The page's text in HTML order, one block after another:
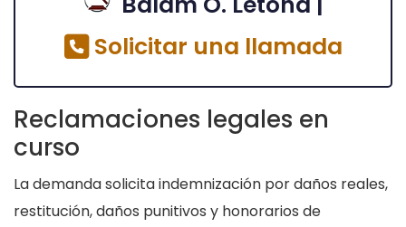
Solicitar una llamada
Reclamaciones legales en
curso
La demanda solicita indemnización por daños reales,
restitución, daños punitivos y honorarios de